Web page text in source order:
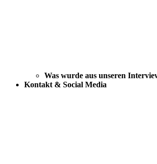
Was wurde aus unseren
Kontakt & Social Media